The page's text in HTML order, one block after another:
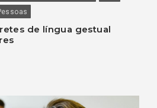
de língua gestual